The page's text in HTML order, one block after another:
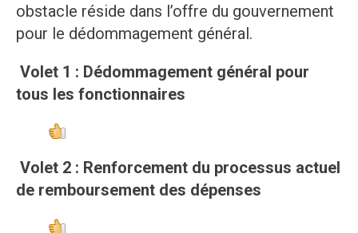
obstacle réside dans l’offre du gouvernement
pour le dédommagement général.
Volet 1 : Dédommagement général pour
tous les fonctionnaires
Volet 2 : Renforcement du processus actuel
de remboursement des dépenses